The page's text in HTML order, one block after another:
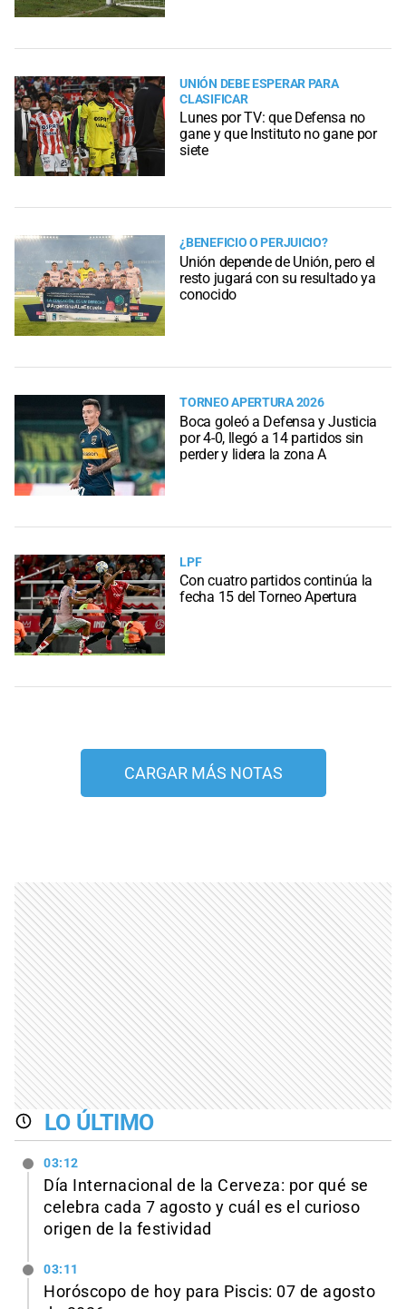
UNIÓN DEBE ESPERAR PARA
CLASIFICAR
Lunes por TV: que Defensa no
gane y que Instituto no gane por
siete
¿BENEFICIO O PERJUICIO?
Unión depende de Unión, pero el
resto jugará con su resultado ya
conocido
TORNEO APERTURA 2026
Boca goleó a Defensa y Justicia
por 4-0, llegó a 14 partidos sin
perder y lidera la zona A
LPF
Con cuatro partidos continúa la
fecha 15 del Torneo Apertura
CARGAR MÁS NOTAS
LO ÚLTIMO
03:12
Día Internacional de la Cerveza: por qué se
celebra cada 7 agosto y cuál es el curioso
origen de la festividad
03:11
Horóscopo de hoy para Piscis: 07 de agosto